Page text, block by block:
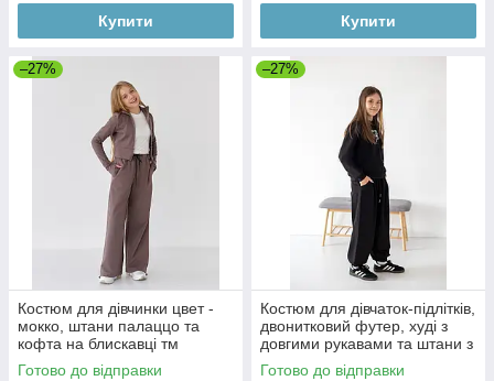
Купити Купити
–27%
Костюм для дівчинки цвет -
мокко, штани палаццо та
кофта на блискавці тм
BossKids розмір 164
Готово до відправки
–27%
Костюм для дівчаток-підлітків,
двонитковий футер, худі з
довгими рукавами та штани з
кишенями для спорту та
Готово до відправки